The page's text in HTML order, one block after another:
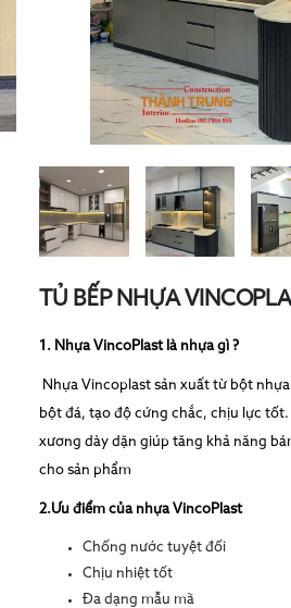
TỦ BẾP NHỰA
1. Nhựa VincoPlast là nhựa gì ?
Nhựa Vincoplast sản xuất từ bột
bột đá, tạo độ cứng chắc, chịu lực
xương dày dặn giúp tăng khả năng
cho sản phẩm
2.Ưu điểm của nhựa VincoPlast
Chống nước tuyệt đối
Chịu nhiệt tốt
Đa dạng mẫu mã